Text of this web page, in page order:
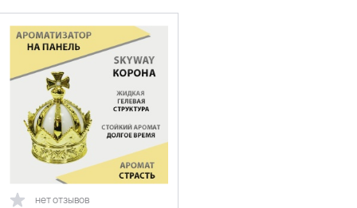
нет отзывов